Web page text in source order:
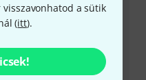
a sütik
(itt).
európai